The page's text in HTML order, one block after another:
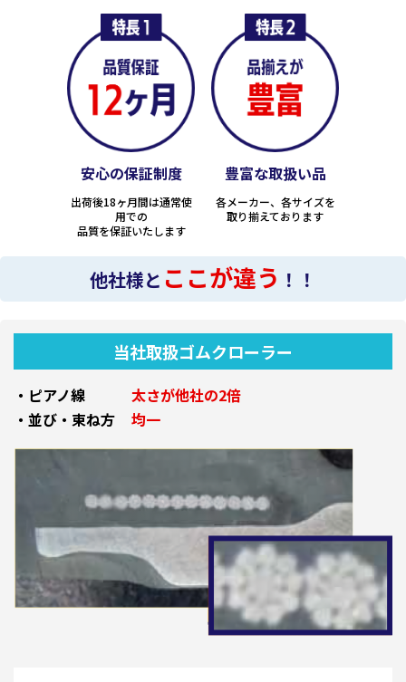
安心の保証制度
出荷後18ヶ月間は通常使
用での
品質を保証いたします
豊富な取扱い品
各メーカー、各サイズを
取り揃えております
他社様と ここが違う ！！
当社取扱ゴムクローラー
・ピアノ線
太さが他社の2倍
・並び・束ね方
均一